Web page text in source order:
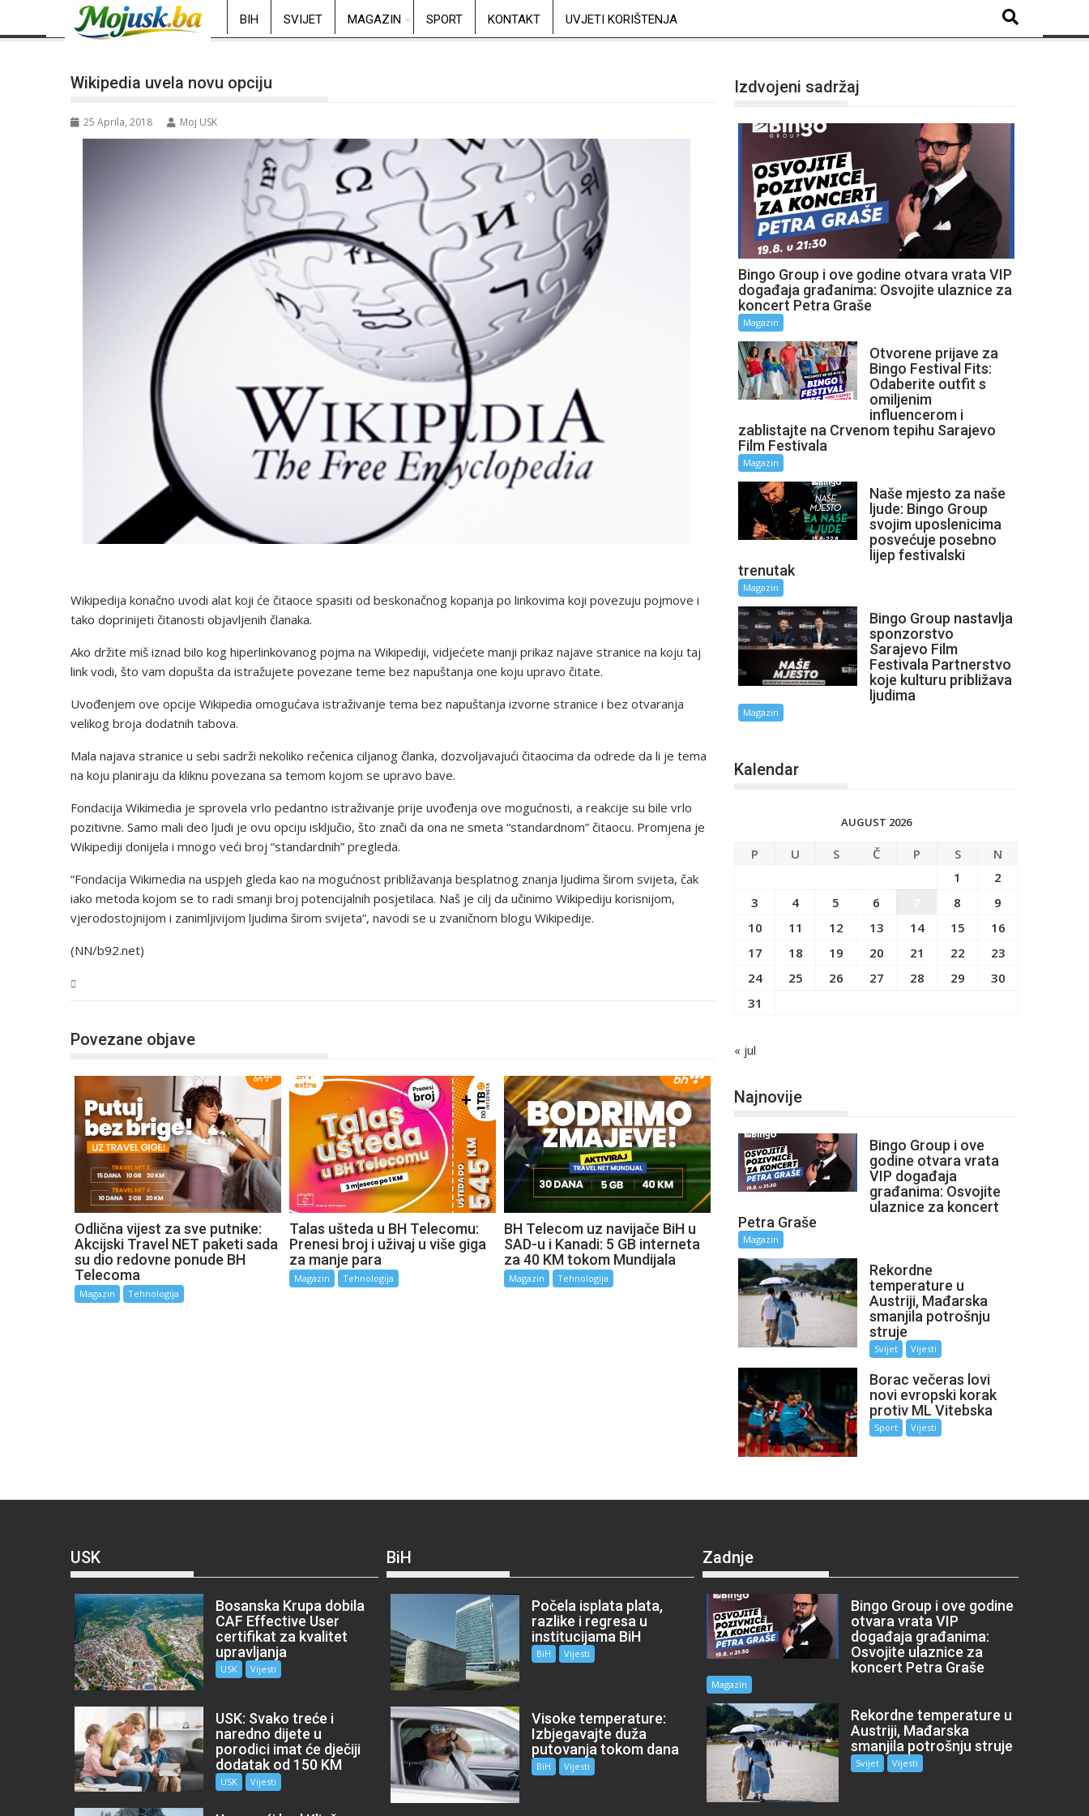
BIH SVIJET MAGAZIN SPORT KONTAKT UVJETI KORIŠTENJA
Wikipedia uvela novu opciju
25 Aprila, 2018 Moj USK
Wikipedija konačno uvodi alat koji će čitaoce spasiti od beskonačnog kopanja po linkovima koji povezuju pojmove i
tako doprinijeti čitanosti objavljenih članaka.
Ako držite miš iznad bilo kog hiperlinkovanog pojma na Wikipediji, vidjećete manji prikaz najave stranice na koju taj
link vodi, što vam dopušta da istražujete povezane teme bez napuštanja one koju upravo čitate.
Uvođenjem ove opcije Wikipedia omogućava istraživanje tema bez napuštanja izvorne stranice i bez otvaranja
velikog broja dodatnih tabova.
Mala najava stranice u sebi sadrži nekoliko rečenica ciljanog članka, dozvoljavajući čitaocima da odrede da li je tema
na koju planiraju da kliknu povezana sa temom kojom se upravo bave.
Fondacija Wikimedia je sprovela vrlo pedantno istraživanje prije uvođenja ove mogućnosti, a reakcije su bile vrlo
pozitivne. Samo mali deo ljudi je ovu opciju isključio, što znači da ona ne smeta “standardnom” čitaocu. Promjena je
Wikipediji donijela i mnogo veći broj “standardnih” pregleda.
“Fondacija Wikimedia na uspjeh gleda kao na mogućnost približavanja besplatnog znanja ljudima širom svijeta, čak
iako metoda kojom se to radi smanji broj potencijalnih posjetilaca. Naš je cilj da učinimo Wikipediju korisnijom,
vjerodostojnijom i zanimljivijom ljudima širom svijeta”, navodi se u zvaničnom blogu Wikipedije.
(NN/b92.net)
Povezane objave
Odlična vijest za sve putnike:
Akcijski Travel NET paketi sada
su dio redovne ponude BH
Telecoma
Magazin Tehnologija
Talas ušteda u BH Telecomu:
Prenesi broj i uživaj u više giga
za manje para
Magazin Tehnologija
BH Telecom uz navijače BiH u
SAD-u i Kanadi: 5 GB interneta
za 40 KM tokom Mundijala
Magazin Tehnologija
Izdvojeni sadržaj
Bingo Group i ove godine otvara vrata VIP
događaja građanima: Osvojite ulaznice za
koncert Petra Graše
Magazin
Otvorene prijave za
Bingo Festival Fits:
Odaberite outfit s
omiljenim
influencerom i
zablistajte na Crvenom tepihu Sarajevo
Film Festivala
Magazin
Naše mjesto za naše
ljude: Bingo Group
svojim uposlenicima
posvećuje posebno
lijep festivalski
trenutak
Magazin
Bingo Group nastavlja
sponzorstvo
Sarajevo Film
Festivala Partnerstvo
koje kulturu približava
ljudima
Magazin
Kalendar
AUGUST 2026
P U S Č P S
N
1
2
3
4 5 6 8
9
10
11 12 13 14 15
16
17
18 19 20 21 22
23
24
25 26 27 28 29
30
31
« jul
Najnovije
Bingo Group i ove
godine otvara vrata
VIP događaja
građanima: Osvojite
ulaznice za koncert
Petra Graše
Magazin
Rekordne
temperature u
Austriji, Mađarska
smanjila potrošnju
struje
Svijet Vijesti
Borac večeras lovi
novi evropski korak
protiv ML Vitebska
Sport Vijesti
USK
Bosanska Krupa dobila
CAF Effective User
certifikat za kvalitet
upravljanja
USK Vijesti
USK: Svako treće i
naredno dijete u
porodici imat će dječiji
dodatak od 150 KM
USK Vijesti
BiH
Počela isplata plata,
razlike i regresa u
institucijama BiH
BiH Vijesti
Visoke temperature:
Izbjegavajte duža
putovanja tokom dana
BiH Vijesti
Zadnje
Bingo Group i ove godine
otvara vrata VIP
događaja građanima:
Osvojite ulaznice za
koncert Petra Graše
Magazin
Rekordne temperature u
Austriji, Mađarska
smanjila potrošnju struje
Svijet Vijesti